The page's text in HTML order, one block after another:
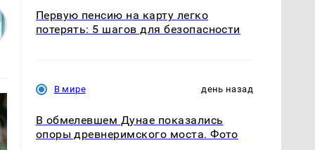
Первую пенсию на карту легко
потерять: 5 шагов для безопасности
В мире день назад
В обмелевшем Дунае показались
опоры древнеримского моста. Фото